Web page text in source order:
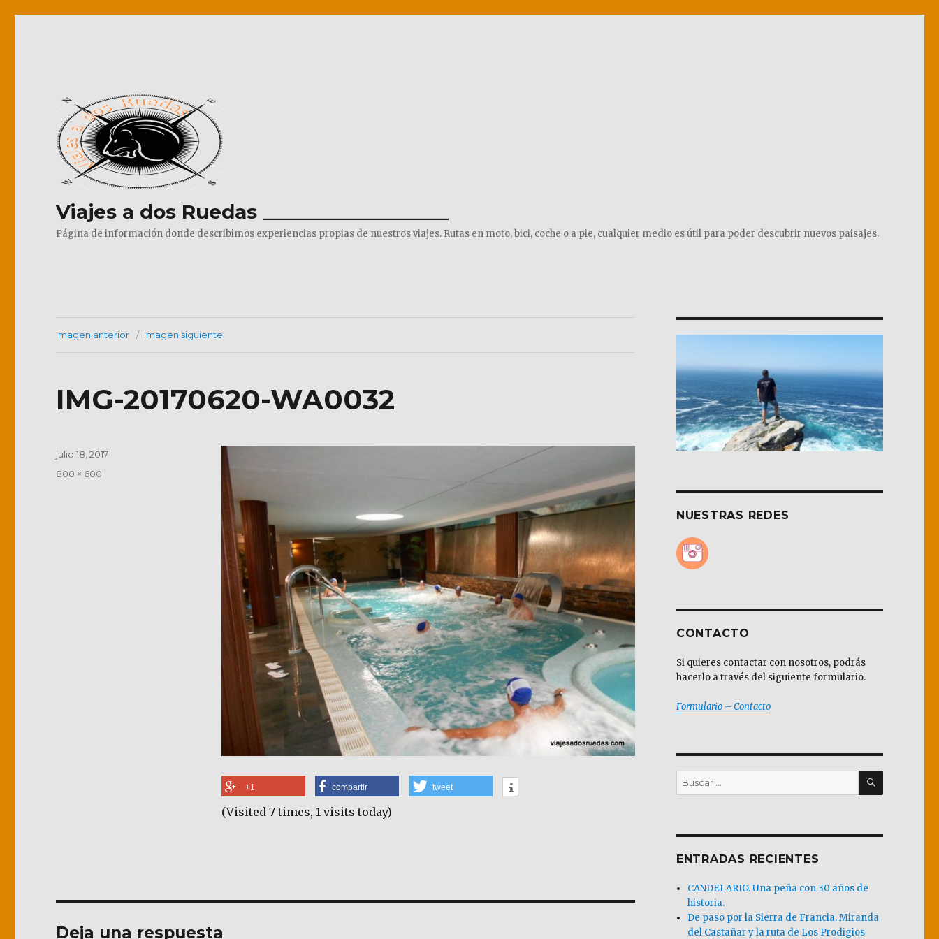
Viajes a dos Ruedas ___________________
Página de información donde describimos experiencias propias de nuestros viajes. Rutas en moto, bici, coche o a pie, cualquier medio es útil para poder descubrir nuevos paisajes.
Imagen anterior Imagen siguiente
IMG-20170620-WA0032
+1 compartir tweet
(Visited 7 times, 1 visits today)
Publicado
julio 18, 2017
Tamaño
800 × 600
Deja una respuesta
NUESTRAS REDES
CONTACTO
Si quieres contactar con nosotros, podrás
hacerlo a través del siguiente formulario.
Formulario – Contacto
Buscar
por:
BUSCAR
ENTRADAS RECIENTES
CANDELARIO. Una peña con 30 años de
historia.
De paso por la Sierra de Francia. Miranda
del Castañar y la ruta de Los Prodigios